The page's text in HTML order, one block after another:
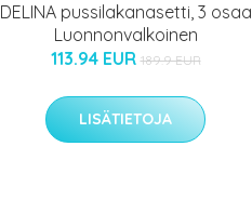
DELINA pussilakanasetti, 3 osaa
Luonnonvalkoinen
113.94 EUR 189.9 EUR
LISÄTIETOJA